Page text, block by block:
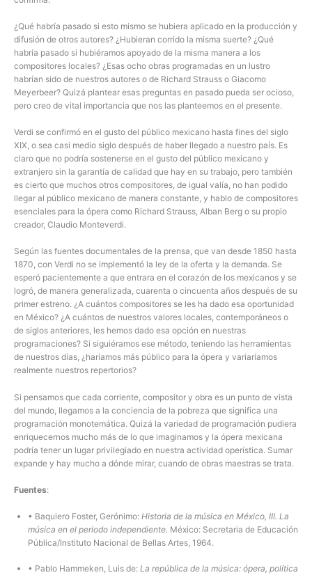
¿Qué habría pasado si esto mismo se hubiera aplicado en la producción y
difusión de otros autores? ¿Hubieran corrido la misma suerte? ¿Qué
habría pasado si hubiéramos apoyado de la misma manera a los
compositores locales? ¿Esas ocho obras programadas en un lustro
habrían sido de nuestros autores o de Richard Strauss o Giacomo
Meyerbeer? Quizá plantear esas preguntas en pasado pueda ser ocioso,
pero creo de vital importancia que nos las planteemos en el presente.
Verdi se confirmó en el gusto del público mexicano hasta fines del siglo
XIX, o sea casi medio siglo después de haber llegado a nuestro país. Es
claro que no podría sostenerse en el gusto del público mexicano y
extranjero sin la garantía de calidad que hay en su trabajo, pero también
es cierto que muchos otros compositores, de igual valía, no han podido
llegar al público mexicano de manera constante, y hablo de compositores
esenciales para la ópera como Richard Strauss, Alban Berg o su propio
creador, Claudio Monteverdi.
Según las fuentes documentales de la prensa, que van desde 1850 hasta
1870, con Verdi no se implementó la ley de la oferta y la demanda. Se
esperó pacientemente a que entrara en el corazón de los mexicanos y se
logró, de manera generalizada, cuarenta o cincuenta años después de su
primer estreno. ¿A cuántos compositores se les ha dado esa oportunidad
en México? ¿A cuántos de nuestros valores locales, contemporáneos o
de siglos anteriores, les hemos dado esa opción en nuestras
programaciones? Si siguiéramos ese método, teniendo las herramientas
de nuestros días, ¿haríamos más público para la ópera y variaríamos
realmente nuestros repertorios?
Si pensamos que cada corriente, compositor y obra es un punto de vista
del mundo, llegamos a la conciencia de la pobreza que significa una
programación monotemática. Quizá la variedad de programación pudiera
enriquecernos mucho más de lo que imaginamos y la ópera mexicana
podría tener un lugar privilegiado en nuestra actividad operística. Sumar
expande y hay mucho a dónde mirar, cuando de obras maestras se trata.
Fuentes:
• Baquiero Foster, Gerónimo: Historia de la música en México, III. La
música en el periodo independiente. México: Secretaria de Educación
Pública/Instituto Nacional de Bellas Artes, 1964.
• Pablo Hammeken, Luis de: La república de la música: ópera, política